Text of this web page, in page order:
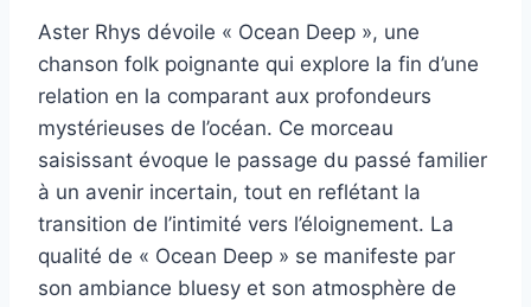
Aster Rhys dévoile « Ocean Deep », une
chanson folk poignante qui explore la fin d’une
relation en la comparant aux profondeurs
mystérieuses de l’océan. Ce morceau
saisissant évoque le passage du passé familier
à un avenir incertain, tout en reflétant la
transition de l’intimité vers l’éloignement. La
qualité de « Ocean Deep » se manifeste par
son ambiance bluesy et son atmosphère de